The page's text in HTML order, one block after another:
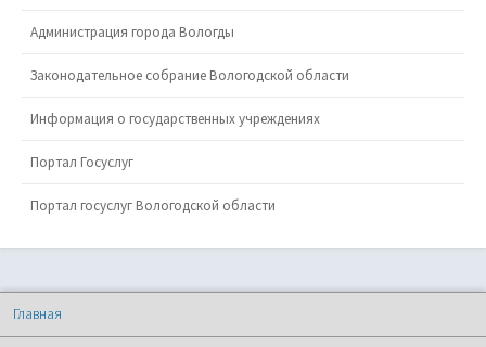
Администрация города Вологды
Законодательное собрание Вологодской области
Информация о государственных учреждениях
Портал Госуслуг
Портал госуслуг Вологодской области
Главная